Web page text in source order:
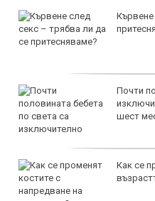
Кървене
Почти
шест
Как се